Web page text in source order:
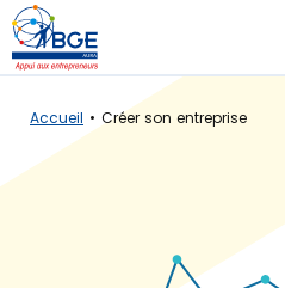
Accueil Créer son entreprise